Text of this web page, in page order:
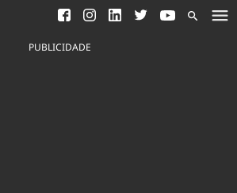
Saneamento
Indicadores
PUBLICIDADE